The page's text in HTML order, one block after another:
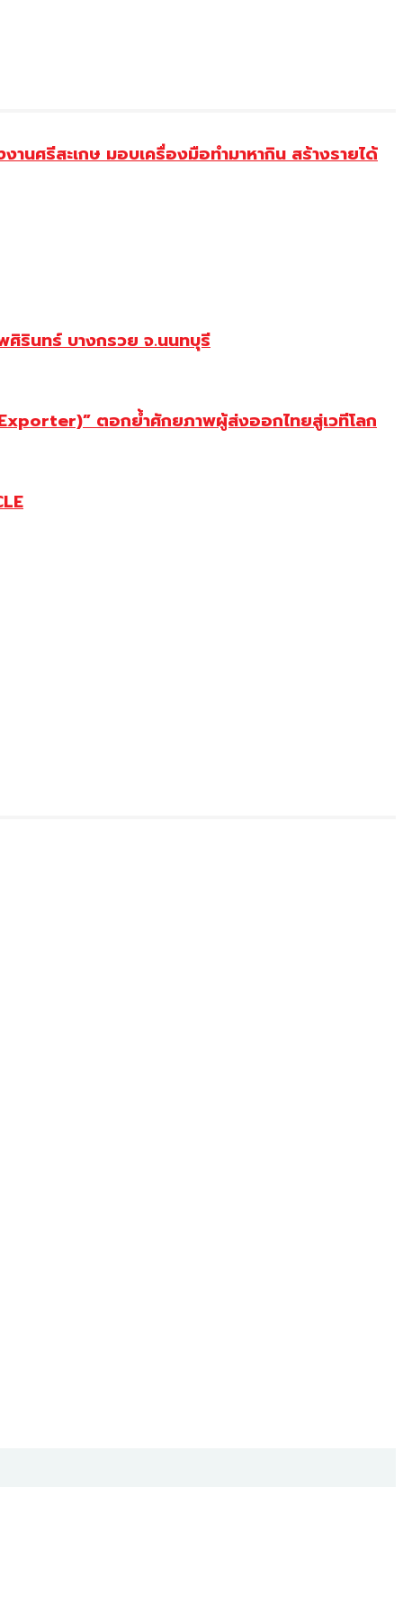
นศรีสะเกษ มอบเครื่องมือทำมาหากิน สร้างรายได้
ศิรินทร์ บางกรวย จ.นนทบุรี
ตอกย้ำศักยภาพผู้ส่งออกไทยสู่เวทีโลก